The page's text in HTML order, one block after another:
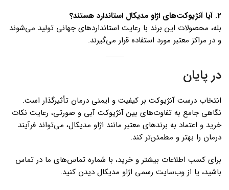
2️. آیا آنژیوکت‌های اژاو مدیکال استاندارد هستند؟
بله، محصولات این برند با رعایت استانداردهای جهانی تولید می‌شوند
و در مراکز معتبر مورد استفاده قرار می‌گیرند.
در پایان
انتخاب درست آنژیوکت بر کیفیت و ایمنی درمان تأثیرگذار است.
نگاهی جامع به تفاوت‌های بین آنژیوکت آبی و صورتی، رعایت نکات
خرید و اعتماد به برندهای معتبر مانند اژاو مدیکال، می‌تواند فرآیند
درمان را بهتر و مطمئن‌تر کند.
برای کسب اطلاعات بیشتر و خرید، با شماره تماس‌های ما در تماس
باشید، یا از وب‌سایت رسمی اژاو مدیکال دیدن کنید.